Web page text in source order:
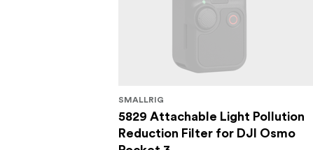
SMALLRIG
5829 Attachable Light Pollution
Reduction Filter for DJI Osmo